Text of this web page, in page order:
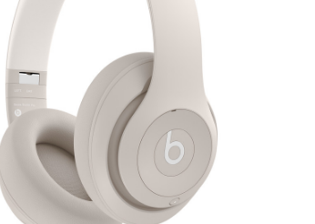
Wstecz
Obraz
Słuchawki
bezprzewodowe
Beats
Studio
Pro —
jasnopiaskowy